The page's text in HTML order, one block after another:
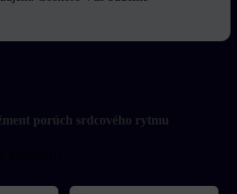
porúch srdcového rytmu